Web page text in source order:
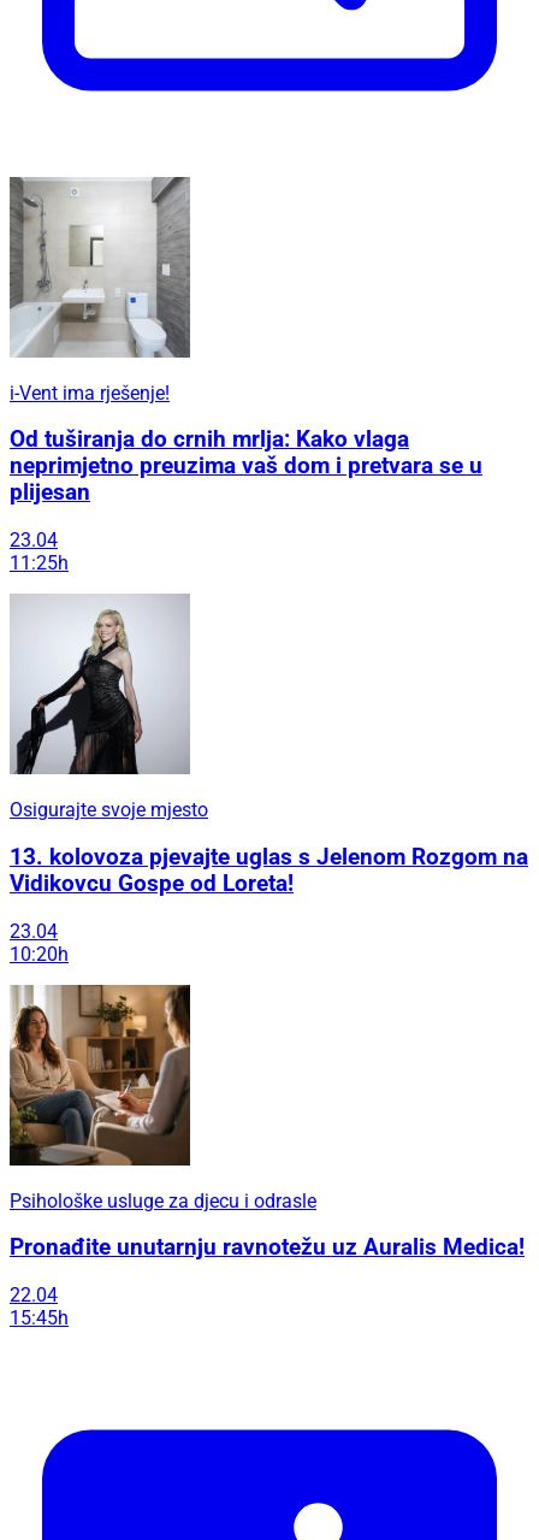
i-Vent ima rješenje!
Od tuširanja do crnih mrlja: Kako vlaga
neprimjetno preuzima vaš dom i pretvara se u
plijesan
23.04
11:25h
Osigurajte svoje mjesto
13. kolovoza pjevajte uglas s Jelenom Rozgom na
Vidikovcu Gospe od Loreta!
23.04
10:20h
Psihološke usluge za djecu i odrasle
Pronađite unutarnju ravnotežu uz Auralis Medica!
22.04
15:45h